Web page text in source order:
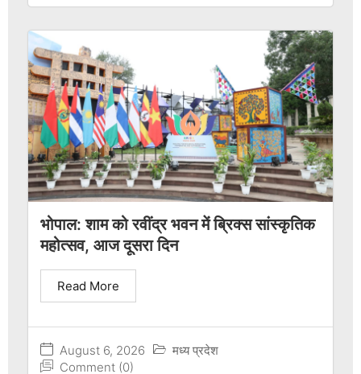
भोपाल: शाम को रवींद्र भवन में ब्रिक्स सांस्कृतिक
महोत्सव, आज दूसरा दिन
August 6, 2026
मध्य प्रदेश
Comment (0)
Read More